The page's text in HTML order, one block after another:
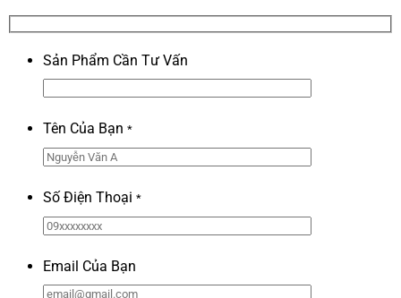
Sản Phẩm Cần Tư Vấn
Tên Của Bạn *
Số Điện Thoại *
Email Của Bạn